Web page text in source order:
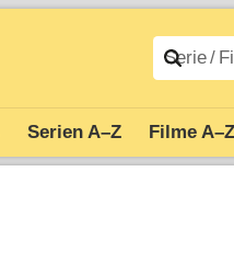
Serien A–Z Filme A–Z